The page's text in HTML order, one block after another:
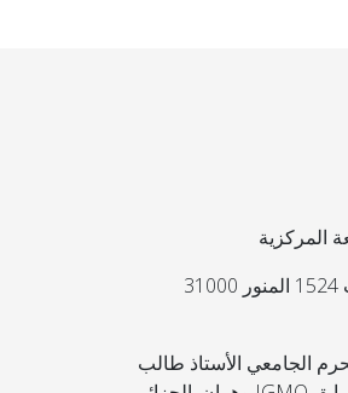
المركزية
العنوان: ص ب 1524 المنور 31000
الجامعي الأستاذ طالب